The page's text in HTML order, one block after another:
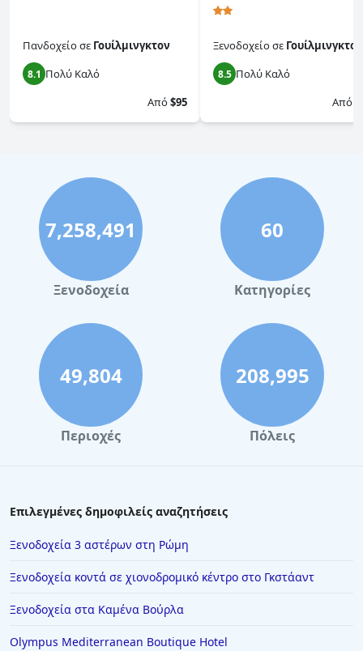
Πανδοχείοσε Γουίλμινγκτον
8.1 Πολύ Καλό
Από$95
Ξενοδοχείοσε Γουίλμινγκτον
8.5 Πολύ Καλό
Από
7,258,491
Ξενοδοχεία
60
Κατηγορίες
49,804
Περιοχές
208,995
Πόλεις
Επιλεγμένες δημοφιλείς αναζητήσεις
Ξενοδοχεία 3 αστέρων στη Ρώμη
Ξενοδοχεία κοντά σε χιονοδρομικό κέντρο στο Γκστάαντ
Ξενοδοχεία στα Καμένα Βούρλα
Olympus Mediterranean Boutique Hotel